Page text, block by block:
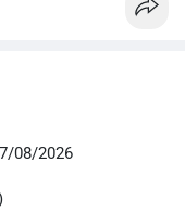
Cat (CASHCAT),
Dogecoin, Polkadot,
chiếm ưu thế.
08/2026